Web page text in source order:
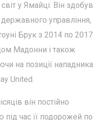
у Ямайці. Він здобув
державного управління,
Брук з 2014 по 2017
Мадонни і також
на позиції нападника
United.
він постійно
час її подорожей по